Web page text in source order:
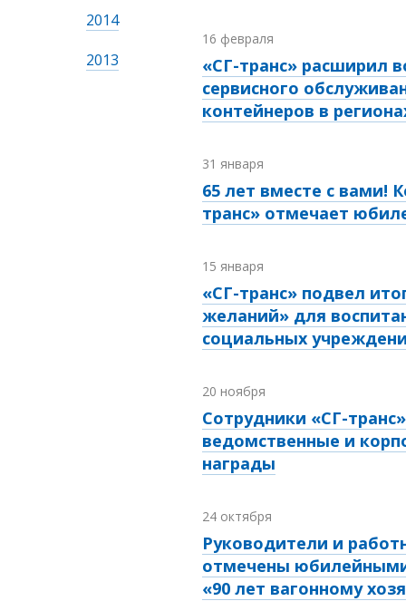
2014
2013
16 февраля
«СГ-транс» расширил
сервисного
контейнеров в
31 января
65 лет вместе с вами!
транс» отмечает
15 января
«СГ-транс» подвел
желаний» для
социальных
20 ноября
Сотрудники «СГ-
ведомственные и
награды
24 октября
Руководители и
отмечены
«90 лет вагонному